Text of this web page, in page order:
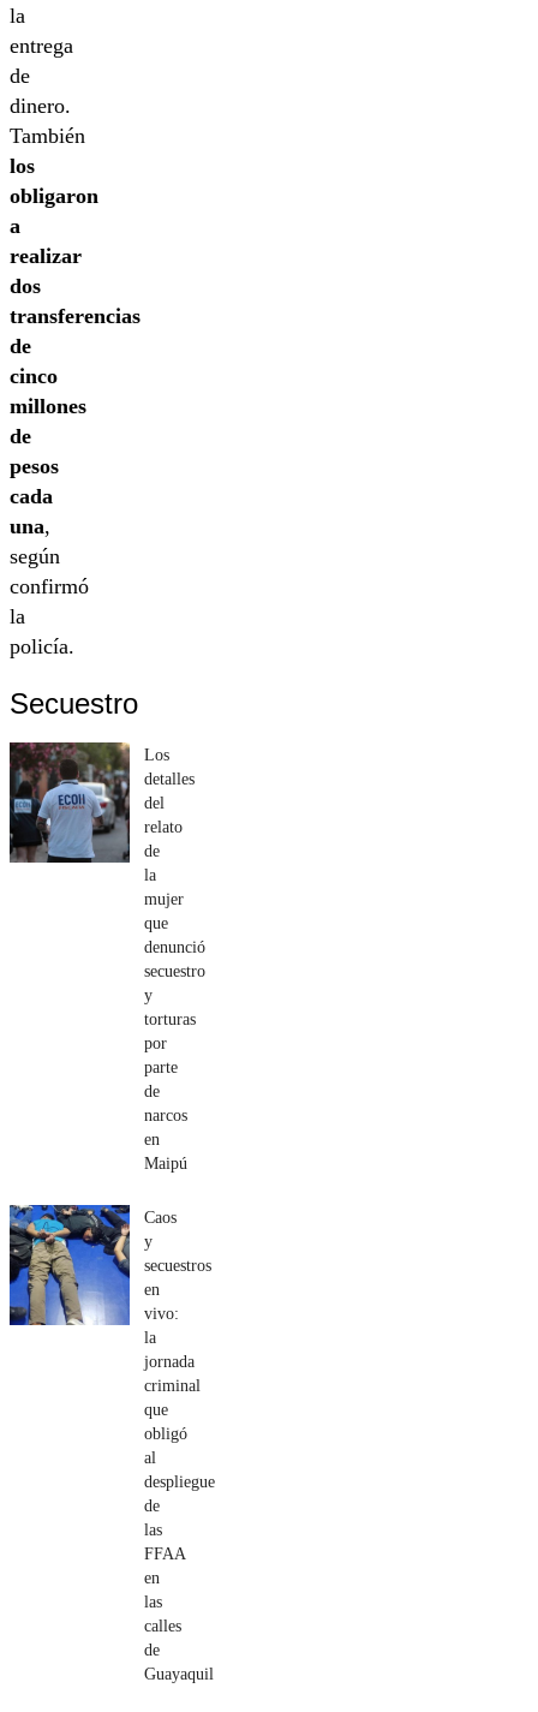
la
entrega
de
dinero.
También
los
obligaron
a
realizar
dos
transferencias
de
cinco
millones
de
pesos
cada
una,
según
confirmó
la
policía.
Secuestro
Los
detalles
del
relato
de
la
mujer
que
denunció
secuestro
y
torturas
por
parte
de
narcos
en
Maipú
Caos
y
secuestros
en
vivo:
la
jornada
criminal
que
obligó
al
despliegue
de
las
FFAA
en
las
calles
de
Guayaquil